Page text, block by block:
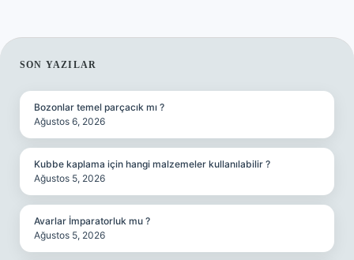
SIDEBAR
SON YAZILAR
Bozonlar temel parçacık mı ?
Ağustos 6, 2026
Kubbe kaplama için hangi malzemeler kullanılabilir ?
Ağustos 5, 2026
Avarlar İmparatorluk mu ?
Ağustos 5, 2026